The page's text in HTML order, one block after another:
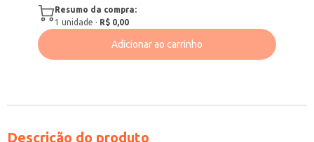
Resumo da compra:
1 unidade · R$ 0,00
Adicionar ao carrinho
Descrição do produto